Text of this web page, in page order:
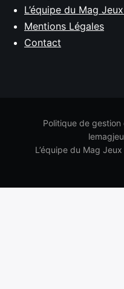
L’équipe du Mag
Mentions Légales
Contact
Politique de
L’équipe du Mag